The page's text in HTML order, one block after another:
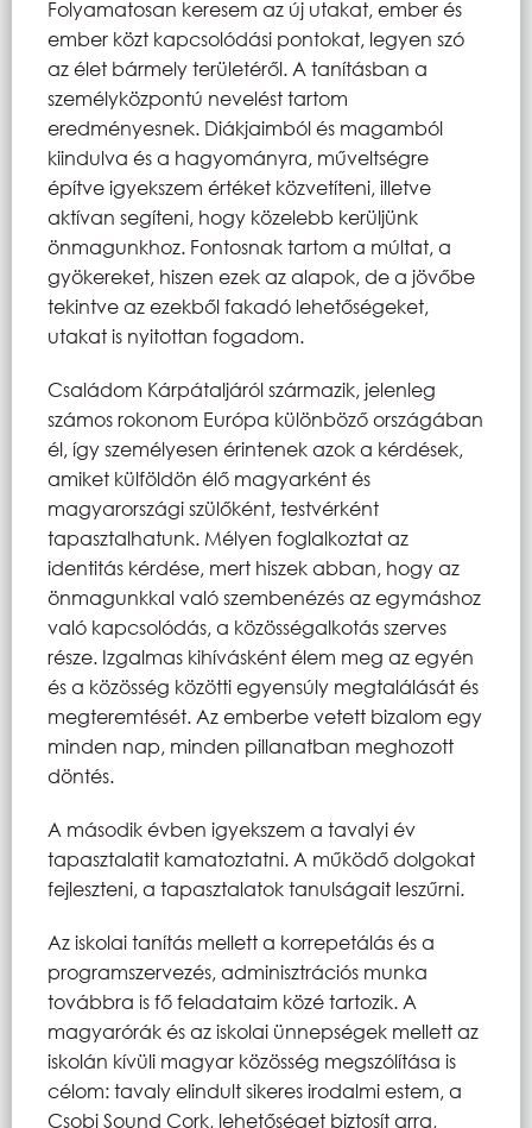
Folyamatosan keresem az új utakat, ember és
ember közt kapcsolódási pontokat, legyen szó
az élet bármely területéről. A tanításban a
személyközpontú nevelést tartom
eredményesnek. Diákjaimból és magamból
kiindulva és a hagyományra, műveltségre
építve igyekszem értéket közvetíteni, illetve
aktívan segíteni, hogy közelebb kerüljünk
önmagunkhoz. Fontosnak tartom a múltat, a
gyökereket, hiszen ezek az alapok, de a jövőbe
tekintve az ezekből fakadó lehetőségeket,
utakat is nyitottan fogadom.
Családom Kárpátaljáról származik, jelenleg
számos rokonom Európa különböző országában
él, így személyesen érintenek azok a kérdések,
amiket külföldön élő magyarként és
magyarországi szülőként, testvérként
tapasztalhatunk. Mélyen foglalkoztat az
identitás kérdése, mert hiszek abban, hogy az
önmagunkkal való szembenézés az egymáshoz
való kapcsolódás, a közösségalkotás szerves
része. Izgalmas kihívásként élem meg az egyén
és a közösség közötti egyensúly megtalálását és
megteremtését. Az emberbe vetett bizalom egy
minden nap, minden pillanatban meghozott
döntés.
A második évben igyekszem a tavalyi év
tapasztalatit kamatoztatni. A működő dolgokat
fejleszteni, a tapasztalatok tanulságait leszűrni.
Az iskolai tanítás mellett a korrepetálás és a
programszervezés, adminisztrációs munka
továbbra is fő feladataim közé tartozik. A
magyarórák és az iskolai ünnepségek mellett az
iskolán kívüli magyar közösség megszólítása is
célom: tavaly elindult sikeres irodalmi estem, a
Csobi Sound Cork, lehetőséget biztosít arra,